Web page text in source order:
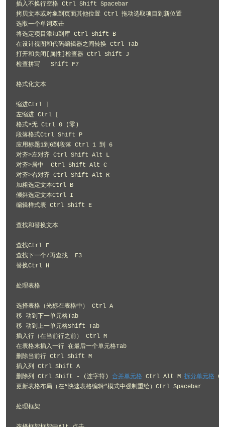
插入不换行空格 Ctrl Shift Spacebar
拷贝文本或对象到页面其他位置 Ctrl 拖动选取项目到新位置
选取一个单词双击
将选定项目添加到库 Ctrl Shift B
在设计视图和代码编辑器之间转换 Ctrl Tab
打开和关闭[属性]检查器 Ctrl Shift J
检查拼写   Shift F7
格式化文本
缩进Ctrl ]
左缩进 Ctrl [
格式>无 Ctrl 0 (零)
段落格式Ctrl Shift P
应用标题1到6到段落 Ctrl 1 到 6
对齐>左对齐 Ctrl Shift Alt L
对齐>居中  Ctrl Shift Alt C
对齐>右对齐 Ctrl Shift Alt R
加粗选定文本Ctrl B
倾斜选定文本Ctrl I
编辑样式表 Ctrl Shift E
查找和替换文本
查找Ctrl F
查找下一个/再查找  F3
替换Ctrl H
处理表格
选择表格（光标在表格中） Ctrl A
移 动到下一单元格Tab
移 动到上一单元格Shift Tab
插入行（在当前行之前） Ctrl M
在表格末插入一行 在最后一个单元格Tab
删除当前行 Ctrl Shift M
插入列 Ctrl Shift A
删除列 Ctrl Shift - (连字符) 合并单元格 Ctrl Alt M 拆分单元格
更新表格布局（在“快速表格编辑”模式中强制重绘）Ctrl Spacebar
处理框架